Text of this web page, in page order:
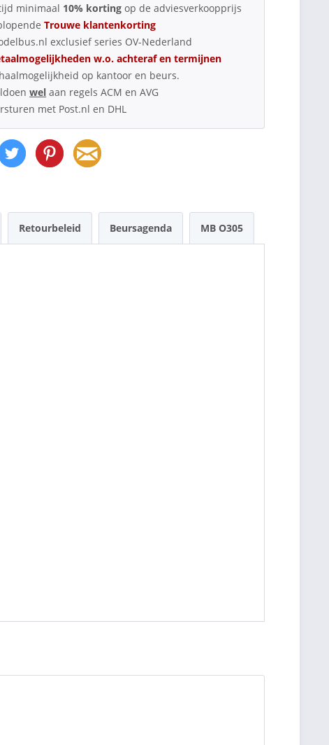
minimaal 10% kortingop de adviesverkoopprijs
Trouwe klantenkorting
exclusief series OV-Nederland
w.o. achteraf en termijnen
op kantoor en beurs.
wel aan regels ACM en AVG
met Post.nl en DHL
Retourbeleid Beursagenda MB O305